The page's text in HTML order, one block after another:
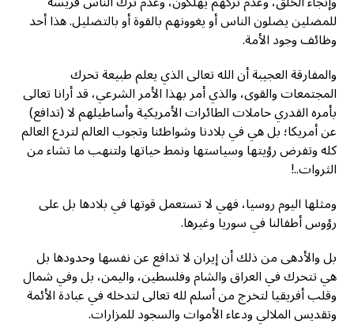
للمضلين يضلون الناس أو يغوونهم بالقوة أو بالتضليل. هذا أحد
وظائف وجود الأمة.
والمفارقة العجيبة أن الله تعالى الذي يعلم طبيعة تحرك
المجتمعات والقوى، والذي أمر بهذا الأمر الشرعي، قد أرانا تعالى
بأمره القدري حاملات الطائرات الأمريكية وأساطيلهم لا (تدافع)
عن أمريكا؛ بل هي في بلادنا وشواطئنا وتجوب العالم لتردع العالم
كله وتفرض رؤيتها وسياستها ونمط حياتها ولتنهب ما تشاء من
الثروات..!
ومثلها اليوم روسيا، فهي لا تستعمل قوتها في بلادها بل على
رؤوس أطفالنا في سوريا وغيرها.
بل والأدهى من ذلك أن إيران لا تدافع عن نفسها وحدودها بل
هي تتحرك في العراق والشام وفلسطين، واليمن، بل وفي شمال
وقلب أفريقيا لتخرج من أسلم لله تعالى لتدخله في عبادة الأئمة
وتقديس الملالي ودعاء الأموات والسجود للمزارات.